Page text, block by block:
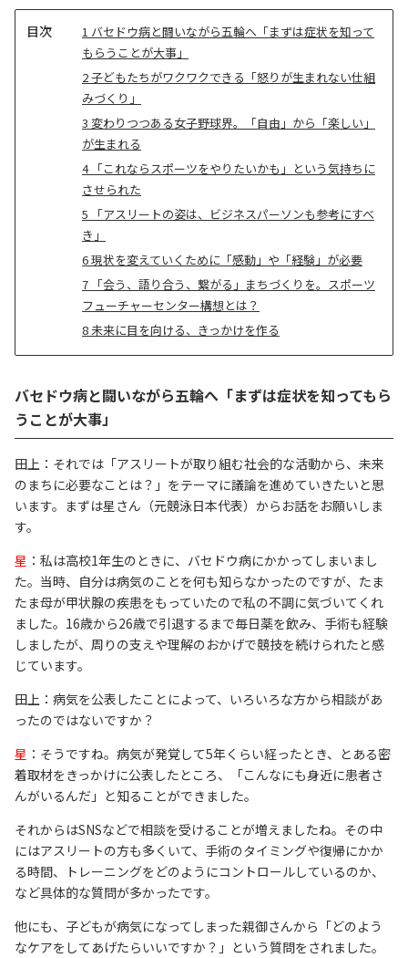
1 バセドウ病と闘いながら五輪へ「まずは症状を知って
もらうことが大事」
2子どもたちがワクワクできる「怒りが生まれない仕組
みづくり」
3 変わりつつある女子野球界。「自由」から「楽しい」
が生まれる
4「これならスポーツをやりたいかも」という気持ちに
させられた
5 「アスリートの姿は、ビジネスパーソンも参考にすべ
き」
6現状を変えていくために「感動」や「経験」が必要
7 「会う、語り合う、繋がる」まちづくりを。スポーツ
フューチャーセンター構想とは？
8未来に目を向ける、きっかけを作る
バセドウ病と闘いながら五輪へ「まずは症状を知ってもら
うことが大事」
田上：それでは「アスリートが取り組む社会的な活動から、未来
のまちに必要なことは？」をテーマに議論を進めていきたいと思
います。まずは星さん（元競泳日本代表）からお話をお願いしま
す。
星 ：私は高校1年生のときに、バセドウ病にかかってしまいまし
た。当時、自分は病気のことを何も知らなかったのですが、たま
たま母が甲状腺の疾患をもっていたので私の不調に気づいてくれ
ました。16歳から26歳で引退するまで毎日薬を飲み、手術も経験
しましたが、周りの支えや理解のおかげで競技を続けられたと感
じています。
田上：病気を公表したことによって、いろいろな方から相談があ
ったのではないですか？
星 ：そうですね。病気が発覚して5年くらい経ったとき、とある密
着取材をきっかけに公表したところ、「こんなにも身近に患者さ
んがいるんだ」と知ることができました。
それからはSNSなどで相談を受けることが増えましたね。その中
にはアスリートの方も多くいて、手術のタイミングや復帰にかか
る時間、トレーニングをどのようにコントロールしているのか、
など具体的な質問が多かったです。
他にも、子どもが病気になってしまった親御さんから「どのよう
なケアをしてあげたらいいですか？」という質問をされました。